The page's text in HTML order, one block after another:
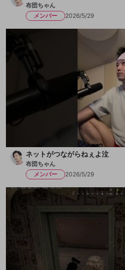
布団ちゃん
メンバー
2026/5/29
ネットがつながらねぇよ泣
布団ちゃん
メンバー
2026/5/29